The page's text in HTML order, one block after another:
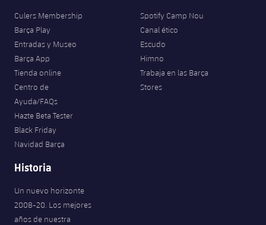
Culers Membership
Barça Play
Entradas y Museo
Barça App
Tienda online
Centro de
Ayuda/FAQs
Hazte Beta Tester
Black Friday
Navidad Barça
Spotify Camp Nou
Canal ético
Escudo
Himno
Trabaja en las Barça
Stores
Historia
Un nuevo horizonte
2008-20. Los mejores
años de nuestra